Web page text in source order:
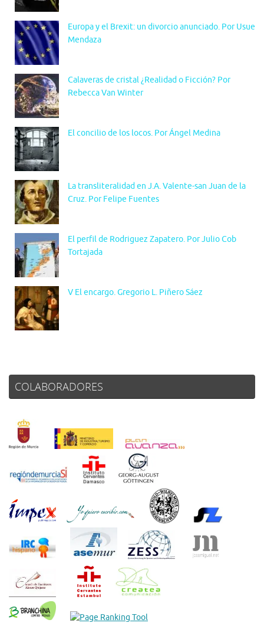
Europa y el Brexit: un divorcio anunciado. Por Usue
Mendaza
Calaveras de cristal ¿Realidad o Ficción? Por
Rebecca Van Winter
El concilio de los locos. Por Ángel Medina
La transliteralidad en J.A. Valente-san Juan de la
Cruz. Por Felipe Fuentes
El perfil de Rodriguez Zapatero. Por Julio Cob
Tortajada
V El encargo. Gregorio L. Piñero Sáez
COLABORADORES